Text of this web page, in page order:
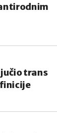
trans